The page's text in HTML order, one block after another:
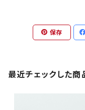
保存
最近チェックした商